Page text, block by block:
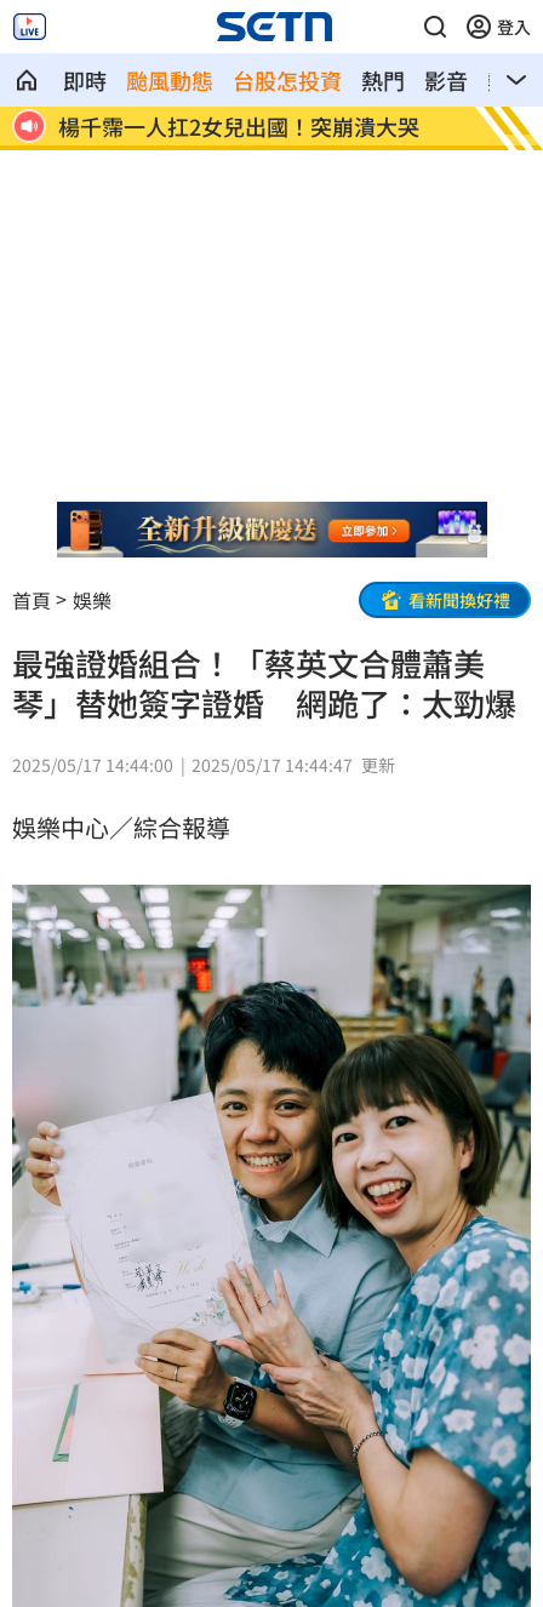
登入
即時 颱風動態 台股怎投資 熱門 影音
熱搜
後
楊千霈一人扛2女兒出國！突崩潰大哭 王凱
首頁 娛樂 看新聞換好禮
最強證婚組合！「蔡英文合體蕭美
琴」替她簽字證婚 網跪了：太勁爆
2025/05/17 14:44:00 2025/05/17 14:44:47 更新
娛樂中心／綜合報導